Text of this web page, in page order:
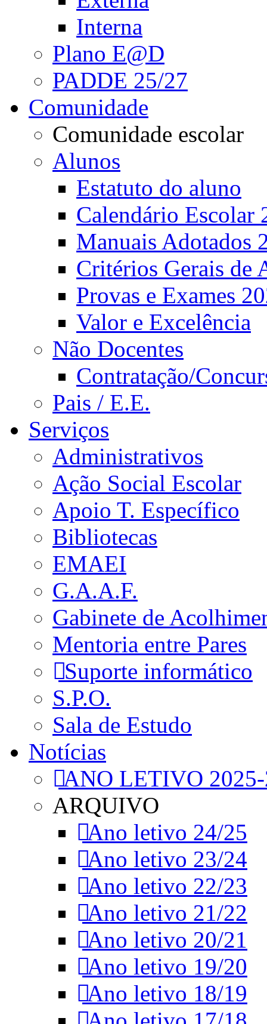
Interna
Plano E@D
PADDE 25/27
Comunidade
Comunidade escolar
Alunos
Estatuto do aluno
Calendário Escolar
Manuais Adotados
Critérios Gerais de
Provas e Exames
Valor e Excelência
Não Docentes
Contratação/
Pais / E.E.
Serviços
Administrativos
Ação Social Escolar
Apoio T. Específico
Bibliotecas
EMAEI
G.A.A.F.
Gabinete de
Mentoria entre Pares
Suporte informático
S.P.O.
Sala de Estudo
Notícias
ANO LETIVO
ARQUIVO
Ano letivo 24/25
Ano letivo 23/24
Ano letivo 22/23
Ano letivo 21/22
Ano letivo 20/21
Ano letivo 19/20
Ano letivo 18/19